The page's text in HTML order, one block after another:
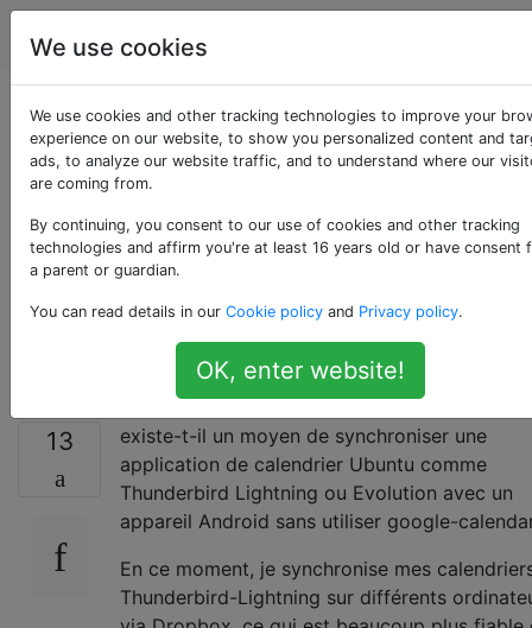
Android
Comment
synchroniser le
calendrier avec
Android sans
Google?
13
existe-t-il un moyen de synchroniser une
application de calendrier Ubuntu comme
Thunderbird Lightning ou Evolution avec un
appareil Android sans utiliser google-
En ce moment, je synchronise mes
Thunderbird-Lightning sur différents
We use cookies
We use cookies and other tracking technologies to improve your
experience on our website, to show you personalized content and
ads, to analyze our website traffic, and to understand where our
are coming from.
By continuing, you consent to our use of cookies and other tracking
technologies and affirm you're at least 16 years old or have consent
a parent or guardian.
You can read details in our Cookie policy and Privacy policy.
OK, enter website!